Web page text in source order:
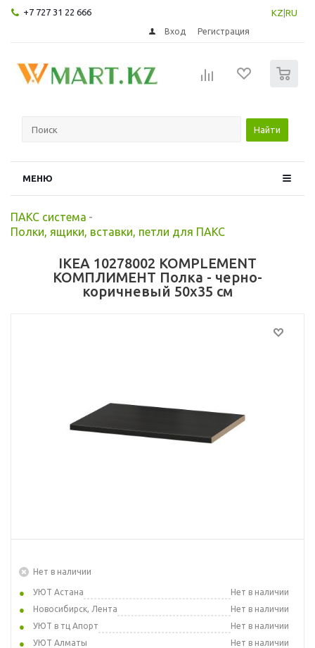
+7 727 31 22 666 KZ RU
Вход Регистрация
Найти
МЕНЮ
ПАКС система -
Полки, ящики, вставки, петли для ПАКС
IKEA 10278002 KOMPLEMENT
КОМПЛИМЕНТ Полка - черно-
коричневый 50x35 см
Нет в наличии
УЮТ Астана
Нет в наличии
Новосибирск, Лента
Нет в наличии
УЮТ в тц Апорт
Нет в наличии
УЮТ Алматы
Нет в наличии